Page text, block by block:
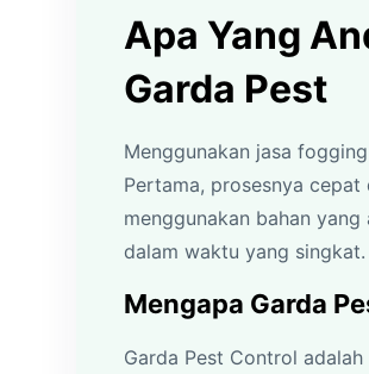
Apa Yang
Garda Pest
Menggunakan jasa
Pertama, prosesnya
menggunakan bahan
dalam waktu yang singkat.
Mengapa Garda
Garda Pest Control